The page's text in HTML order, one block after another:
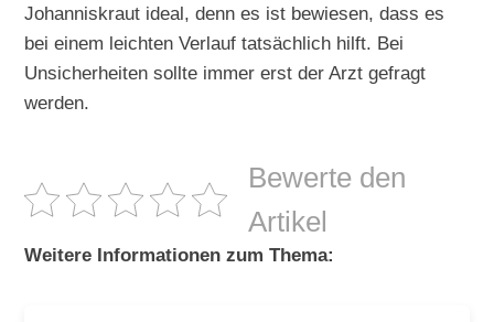
Johanniskraut ideal, denn es ist bewiesen, dass es
bei einem leichten Verlauf tatsächlich hilft. Bei
Unsicherheiten sollte immer erst der Arzt gefragt
werden.
Bewerte den
Artikel
Weitere Informationen zum Thema: